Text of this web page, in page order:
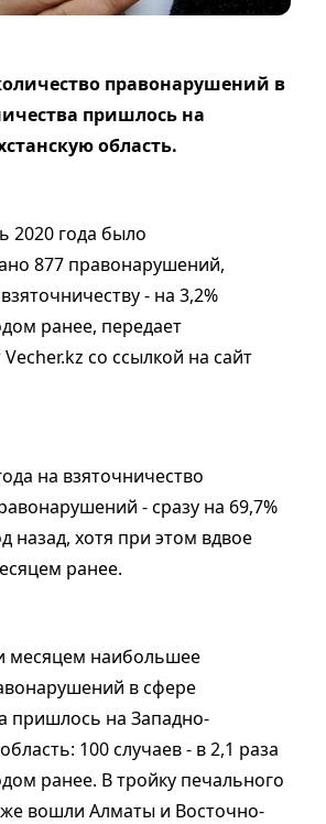
правонарушений в
пришлось на
область.
2020 года было
877 правонарушений,
- на 3,2%
ранее, передает
со ссылкой на сайт
на взяточничество
- сразу на 69,7%
назад, хотя при этом вдвое
ранее.
месяцем наибольшее
в сфере
пришлось на Западно-
100 случаев - в 2,1 раза
ранее. В тройку печального
вошли Алматы и Восточно-